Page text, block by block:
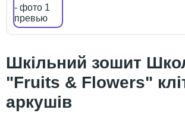
Шкільний зошит
"Fruits & Flowers"
аркушів